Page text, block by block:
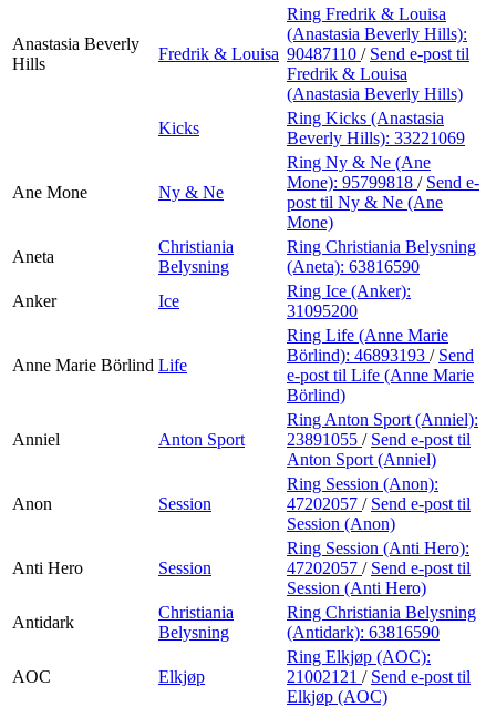
Anastasia Beverly
Hills
Fredrik & Louisa
Ring Fredrik & Louisa
(Anastasia Beverly Hills):
90487110 / Send e-post til
Fredrik & Louisa
(Anastasia Beverly Hills)
Kicks
Ring Kicks (Anastasia
Beverly Hills): 33221069
Ane Mone Ny & Ne
Ring Ny & Ne (Ane
Mone): 95799818 / Send e-
post til Ny & Ne (Ane
Mone)
Aneta
Christiania
Belysning
Ring Christiania Belysning
(Aneta): 63816590
Anker
Ice
Ring Ice (Anker):
31095200
Anne Marie Börlind Life
Ring Life (Anne Marie
Börlind): 46893193 / Send
e-post til Life (Anne Marie
Börlind)
Anniel Anton Sport
Ring Anton Sport (Anniel):
23891055 / Send e-post til
Anton Sport (Anniel)
Anon Session
Ring Session (Anon):
47202057 / Send e-post til
Session (Anon)
Anti Hero Session
Ring Session (Anti Hero):
47202057 / Send e-post til
Session (Anti Hero)
Antidark
Christiania
Belysning
Ring Christiania Belysning
(Antidark): 63816590
AOC Elkjøp
Ring Elkjøp (AOC):
21002121 / Send e-post til
Elkjøp (AOC)